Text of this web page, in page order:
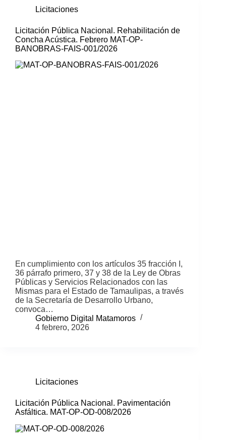
Licitaciones
Licitación Pública Nacional. Rehabilitación de
Concha Acústica. Febrero MAT-OP-
BANOBRAS-FAIS-001/2026
En cumplimiento con los artículos 35 fracción I,
36 párrafo primero, 37 y 38 de la Ley de Obras
Públicas y Servicios Relacionados con las
Mismas para el Estado de Tamaulipas, a través
de la Secretaría de Desarrollo Urbano,
convoca…
Gobierno Digital Matamoros
4 febrero, 2026
Licitaciones
Licitación Pública Nacional. Pavimentación
Asfáltica. MAT-OP-OD-008/2026